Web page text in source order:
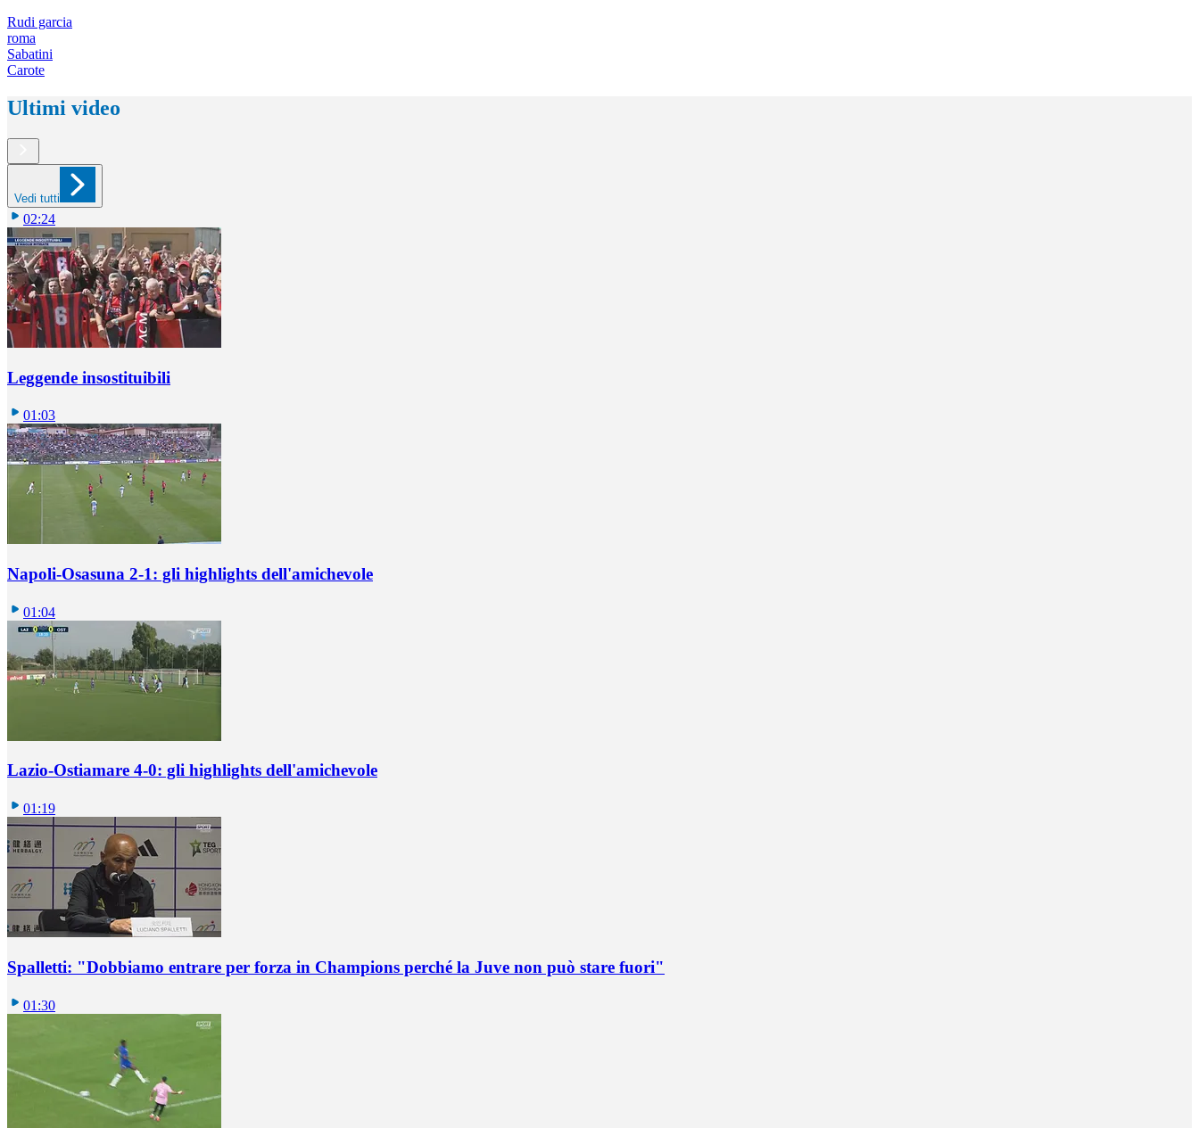
Rudi garcia
roma
Sabatini
Carote
Ultimi video
Vedi tutti
02:24
Leggende insostituibili
01:03
Napoli-Osasuna 2-1: gli highlights dell'amichevole
01:04
Lazio-Ostiamare 4-0: gli highlights dell'amichevole
01:19
Spalletti: "Dobbiamo entrare per forza in Champions perché la Juve non può stare fuori"
01:30